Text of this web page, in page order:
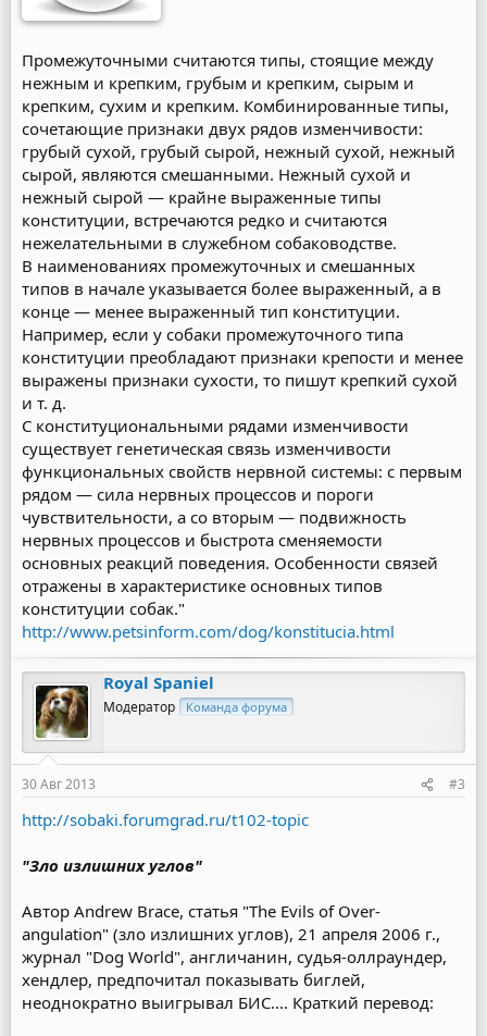
Промежуточными считаются типы, стоящие между
нежным и крепким, грубым и крепким, сырым и
крепким, сухим и крепким. Комбинированные типы,
сочетающие признаки двух рядов изменчивости:
грубый сухой, грубый сырой, нежный сухой, нежный
сырой, являются смешанными. Нежный сухой и
нежный сырой — крайне выраженные типы
конституции, встречаются редко и считаются
нежелательными в служебном собаководстве.
В наименованиях промежуточных и смешанных
типов в начале указывается более выраженный, а в
конце — менее выраженный тип конституции.
Например, если у собаки промежуточного типа
конституции преобладают признаки крепости и менее
выражены признаки сухости, то пишут крепкий сухой
и т. д.
С конституциональными рядами изменчивости
существует генетическая связь изменчивости
функциональных свойств нервной системы: с первым
рядом — сила нервных процессов и пороги
чувствительности, а со вторым — подвижность
нервных процессов и быстрота сменяемости
основных реакций поведения. Особенности связей
отражены в характеристике основных типов
конституции собак."
http://www.petsinform.com/dog/konstitucia.html
Royal Spaniel
Модератор Команда форума
30 Авг 2013 #3
http://sobaki.forumgrad.ru/t102-topic
"Зло излишних углов"
Автор Andrew Brace, статья "The Evils of Over-
angulation" (зло излишних углов), 21 апреля 2006 г.,
журнал "Dog World", англичанин, судья-оллраундер,
хендлер, предпочитал показывать биглей,
неоднократно выигрывал БИС.... Краткий перевод: